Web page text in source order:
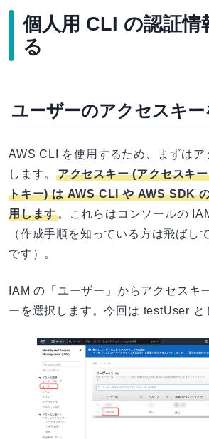
個人用 CLI の認証情
る
ユーザーのアクセスキー
AWS CLI を使用するため、まずはア
します。アクセスキー (アクセスキ
トキー) は AWS CLI や AWS SDK
用します。これらはコンソールの
（作成手順を知っている方は飛ばし
です）。
IAM の「ユーザー」からアクセスキ
ーを選択します。今回は testUser と